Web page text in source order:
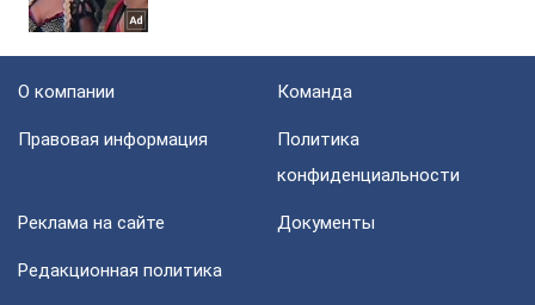
О компании Команда
Правовая информация
Политика
конфиденциальности
Реклама на сайте Документы
Редакционная политика